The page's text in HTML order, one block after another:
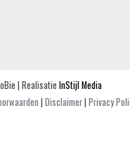
| Realisatie InStijl Media
| Disclaimer| Privacy